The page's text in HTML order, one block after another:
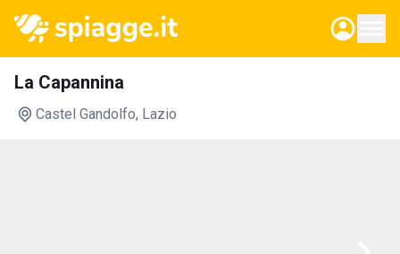
La Capannina
Castel Gandolfo, Lazio